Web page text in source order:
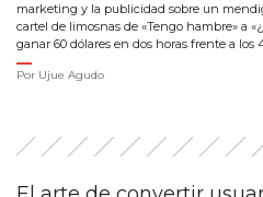
marketing y la publicidad sobre un
cartel de limosnas de «Tengo hambre» a
ganar 60 dólares en dos horas frente a los
Por Ujue Agudo